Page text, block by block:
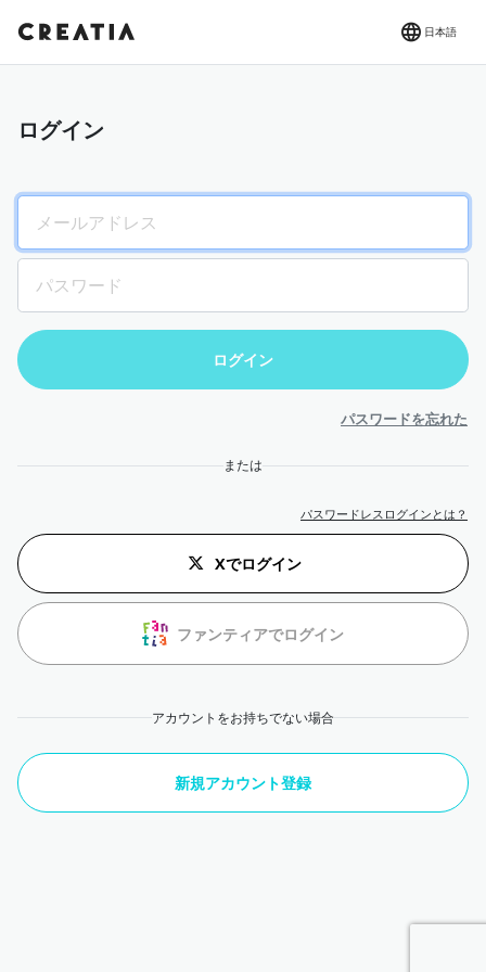
日本語
ログイン
パスワードを忘れた
または
パスワードレスログインとは？
Xでログイン
ファンティアでログイン
アカウントをお持ちでない場合
新規アカウント登録